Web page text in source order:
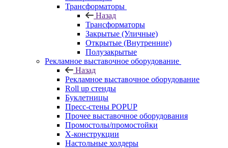
Трансформаторы
Назад
Трансформаторы
Закрытые (Уличные)
Открытые (Внутренние)
Полузакрытые
Рекламное выставочное оборудование
Назад
Рекламное выставочное оборудование
Roll up стенды
Буклетницы
Пресс-стены POPUP
Прочее выставочное оборудования
Промостолы/промостойки
Х-конструкции
Настольные холдеры